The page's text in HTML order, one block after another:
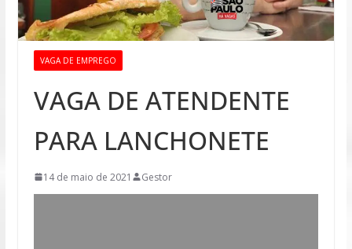
VAGA DE EMPREGO
VAGA DE ATENDENTE
PARA LANCHONETE
14 de maio de 2021 Gestor